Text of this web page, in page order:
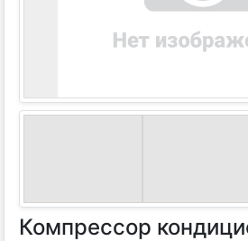
Компрессор